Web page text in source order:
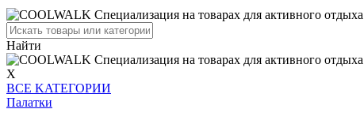
Найти
X
BCE KATEГОPИИ
Палатки